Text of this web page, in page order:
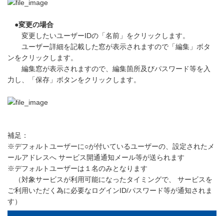
●変更の場合
変更したいユーザーIDの「名前」をクリックします。
ユーザー詳細を記載した窓が表示されますので「編集」ボタ
ンをクリックします。
編集窓が表示されますので、編集箇所及びパスワード等を入
力し、「保存」ボタンをクリックします。
補足：
※デフォルトユーザーに○が付いているユーザーの、設定されたメ
ールアドレスへ サービス開通通知メール等が送られます
※デフォルトユーザーは１名のみとなります
（対象サービスが利用可能になったタイミングで、 サービスを
ご利用いただく為に必要なログインID/パスワード等が通知されま
す）